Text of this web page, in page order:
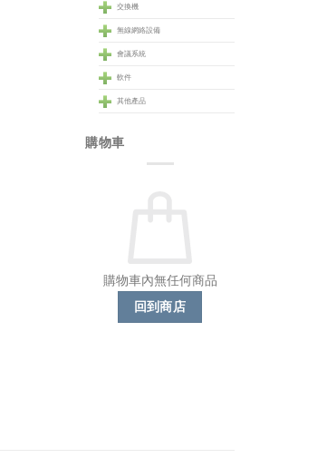
交換機
無線網絡設備
會議系統
軟件
其他產品
購物車
購物車內無任何商品
回到商店